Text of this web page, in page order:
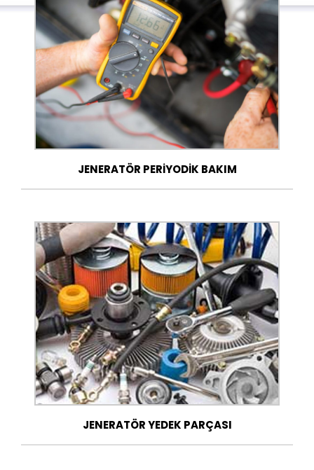
JENERATÖR PERİYODİK BAKIM
JENERATÖR YEDEK PARÇASI